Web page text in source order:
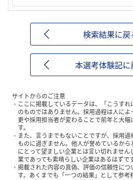
検索結果に戻
本選考体験記に
サイトからのご注意
ここに掲載しているデータは、「こうす
のものではありません。採用過程は人に
更や採用担当者が変わることで前年と大
す。
また、言うまでもないことですが、採用
ものに過ぎません。他人が誉めているか
にとって望ましい企業とは言い切れませ
業であっても素晴らしい企業はあるはずです
掲載された内容の真偽、評価の信頼性に
す。あくまでも「一つの結果」として参考